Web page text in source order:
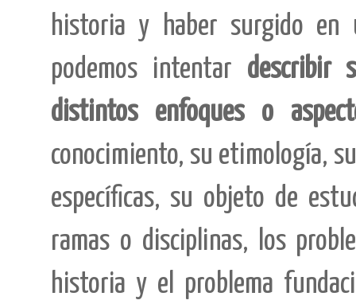
historia y haber surgido en
podemos intentar describir
distintos enfoques o
conocimiento, su etimología,
específicas, su objeto de
ramas o disciplinas, los
historia y el problema